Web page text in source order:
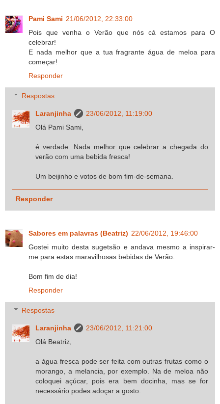
Pami Sami 21/06/2012, 22:33:00
Pois que venha o Verão que nós cá estamos para O
celebrar!
E nada melhor que a tua fragrante água de meloa para
começar!
Responder
Respostas
Laranjinha
23/06/2012, 11:19:00
Olá Pami Sami,
é verdade. Nada melhor que celebrar a chegada do
verão com uma bebida fresca!
Um beijinho e votos de bom fim-de-semana.
Responder
Sabores em palavras (Beatriz) 22/06/2012, 19:46:00
Gostei muito desta sugetsão e andava mesmo a inspirar-
me para estas maravilhosas bebidas de Verão.
Bom fim de dia!
Responder
Respostas
Laranjinha
23/06/2012, 11:21:00
Olá Beatriz,
a água fresca pode ser feita com outras frutas como o
morango, a melancia, por exemplo. Na de meloa não
coloquei açúcar, pois era bem docinha, mas se for
necessário podes adoçar a gosto.